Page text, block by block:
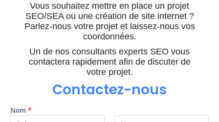
Vous souhaitez mettre en place un projet
SEO/SEA ou une création de site internet ?
Parlez-nous votre projet et laissez-nous vos
coordonnées.
Un de nos consultants experts SEO vous
contactera rapidement afin de discuter de
votre projet.
Contactez-nous
Nom *